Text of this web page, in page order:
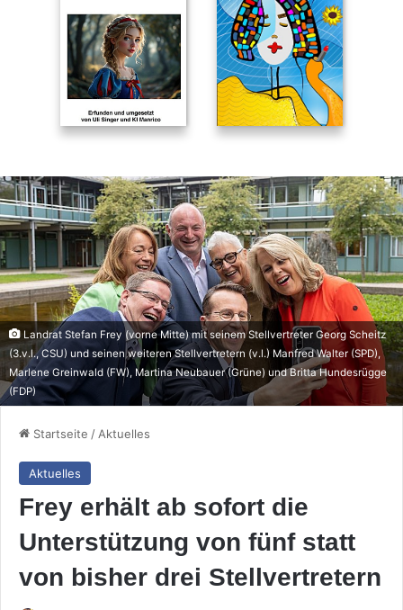
Landrat Stefan Frey (vorne Mitte) mit seinem Stellvertreter Georg Scheitz
(3.v.l., CSU) und seinen weiteren Stellvertretern (v.l.) Manfred Walter (SPD),
Marlene Greinwald (FW), Martina Neubauer (Grüne) und Britta Hundesrügge
(FDP)
Startseite / Aktuelles
Aktuelles
Frey erhält ab sofort die
Unterstützung von fünf statt
von bisher drei Stellvertretern